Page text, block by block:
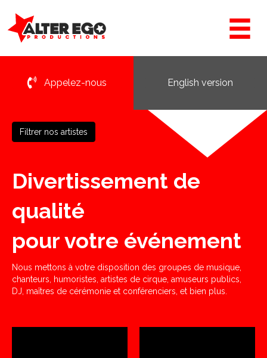
Appelez-nous English version
Filtrer nos artistes
Divertissement de
qualité
pour votre événement
Nous mettons à votre disposition des groupes de musique,
chanteurs, humoristes, artistes de cirque, amuseurs publics,
DJ, maîtres de cérémonie et conférenciers, et bien plus.